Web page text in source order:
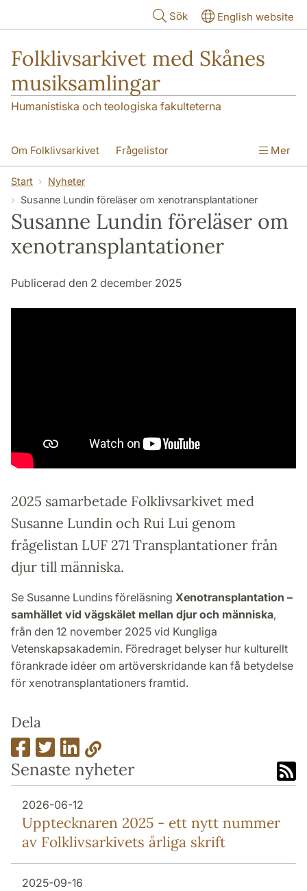
Sök English website
Folklivsarkivet med Skånes
musiksamlingar
Humanistiska och teologiska fakulteterna
Om Folklivsarkivet Frågelistor
Sök i samlingarna
Mer
Start
Nyheter
Susanne Lundin föreläser om xenotransplantationer
Susanne Lundin föreläser om
xenotransplantationer
Publicerad den 2 december 2025
2025 samarbetade Folklivsarkivet med
Susanne Lundin och Rui Lui genom
frågelistan LUF 271 Transplantationer från
djur till människa.
Se Susanne Lundins föreläsning Xenotransplantation –
samhället vid vägskälet mellan djur och människa,
från den 12 november 2025 vid Kungliga
Vetenskapsakademin. Föredraget belyser hur kulturellt
förankrade idéer om artöverskridande kan få betydelse
för xenotransplantationers framtid.
Dela
Senaste nyheter
2026-06-12
Upptecknaren 2025 - ett nytt nummer
av Folklivsarkivets årliga skrift
2025-09-16